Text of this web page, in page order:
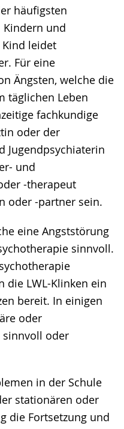
häufigsten
Kindern und
Kind leidet
Für eine
Ängsten, welche die
täglichen Leben
fachkundige
oder der
Jugendpsychiaterin
und
-therapeut
oder -partner sein.
eine Angststörung
sinnvoll.
die LWL-Klinken ein
bereit. In einigen
oder
sinnvoll oder
in der Schule
stationären oder
die Fortsetzung und